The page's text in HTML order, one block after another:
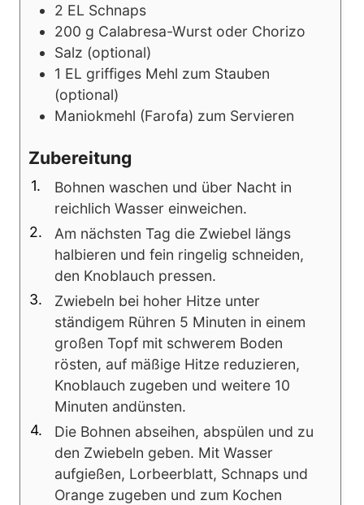
2 EL Schnaps
200 g Calabresa-Wurst oder Chorizo
Salz (optional)
1 EL griffiges Mehl zum Stauben
(optional)
Maniokmehl (Farofa) zum Servieren
Zubereitung
Bohnen waschen und über Nacht in
reichlich Wasser einweichen.
Am nächsten Tag die Zwiebel längs
halbieren und fein ringelig schneiden,
den Knoblauch pressen.
Zwiebeln bei hoher Hitze unter
ständigem Rühren 5 Minuten in einem
großen Topf mit schwerem Boden
rösten, auf mäßige Hitze reduzieren,
Knoblauch zugeben und weitere 10
Minuten andünsten.
Die Bohnen abseihen, abspülen und zu
den Zwiebeln geben. Mit Wasser
aufgießen, Lorbeerblatt, Schnaps und
Orange zugeben und zum Kochen